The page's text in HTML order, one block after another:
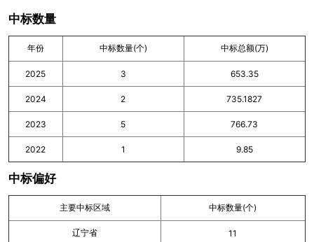
中标数量
年份 中标数量(个) 中标总额(万)
2025 3 653.35
2024 2 735.1827
2023 5 766.73
2022 1 9.85
中标偏好
主要中标区域 中标数量(个)
辽宁省 11